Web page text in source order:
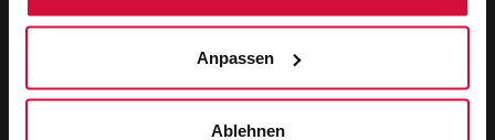
unserer Datenschutzerklärung.
Anpassen
Ablehnen
Ralf Nittenwilm
Business Field Manager Industries